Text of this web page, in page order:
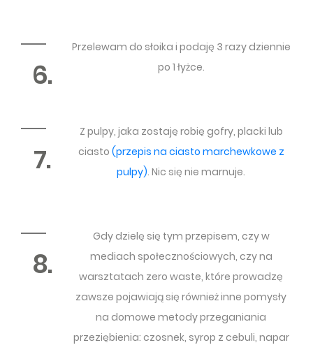
6.
Przelewam do słoika i podaję 3 razy dziennie
po 1 łyżce.
7.
Z pulpy, jaka zostaję robię gofry, placki lub
ciasto (przepis na ciasto marchewkowe z
pulpy). Nic się nie marnuje.
8.
Gdy dzielę się tym przepisem, czy w
mediach społecznościowych, czy na
warsztatach zero waste, które prowadzę
zawsze pojawiają się również inne pomysły
na domowe metody przeganiania
przeziębienia: czosnek, syrop z cebuli, napar